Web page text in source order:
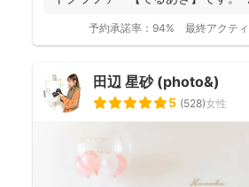
予約承諾率： 94% 最終アクティ
田辺 星砂 (photo&)
5 (528)女性